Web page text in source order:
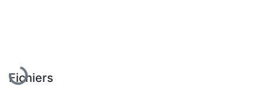
Fichiers